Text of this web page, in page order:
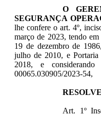
O
SEGURANÇA
lhe confere o art. 4º,
março de 2023, tendo
19 de dezembro de
julho de 2010, e
2018, e
00065.030905/2023-54,
Art. 1º